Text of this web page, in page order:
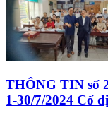
THÔNG TIN số
1-30/7/2024 Cố